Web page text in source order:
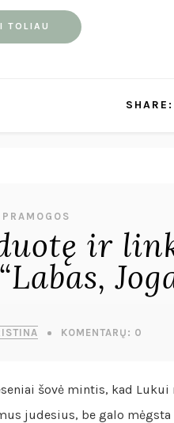
TOLIAU
SHARE:
PRAMOGOS
ir
KOMENTARŲ: 0
šovė mintis, kad Lukui
judesius, be galo